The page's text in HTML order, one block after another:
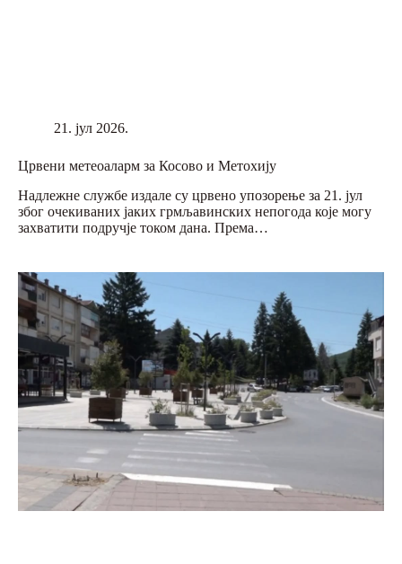
21. јул 2026.
Црвени метеоаларм за Косово и Метохију
Надлежне службе издале су црвено упозорење за 21. јул
због очекиваних јаких грмљавинских непогода које могу
захватити подручје током дана. Према…